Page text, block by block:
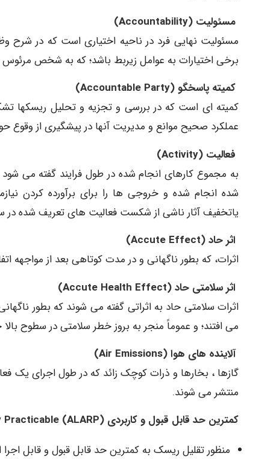
مسئولیت (Accountability)
مسئولیت نهایی فرد در ناحیه اختیاری است که در
برخی اختیارات به عوامل زیربط باشد؛ که به شخص
کمیته پاسخگو (Accountable Party)
کمیته ای است که در بررسی و تجزیه و تحلیل ریسکها
عملکرد صحیح موانع و مدیریت آنها در پیشگیری از وقوع
فعالیت (Activity)
به مجموع کارهای انجام شده در طول فرایند گفته
شده انجام شده و خروجی ها را برای برآورده کردن
یاتخفیف آثار ناشی از شکست فعالیت های تعریف شده در
اثر حاد (Accute Effect)
اثرات، که بطور ناگهانی و در مدت کوتاهی بعد از مواجهه
اثر سلامتی حاد (Accute Health Effect)
اثرات سلامتی حاد به اثراتی گفته می شوند که بطور
می افتند؛ و عموماً منجر به بروز خطر سلامتی در سطوح
آلاینده های هوا (Air Emissions)
گازها ، بخارها و ذرات کوچک زائد که در طول اجرای یک
منتشر می شوند.
کمترین حد قابل قبول و کاربردی (As Low As Reasonably Practicable (ALARP
منظور تقلیل ریسک به کمترین حد قابل قبول و قابل